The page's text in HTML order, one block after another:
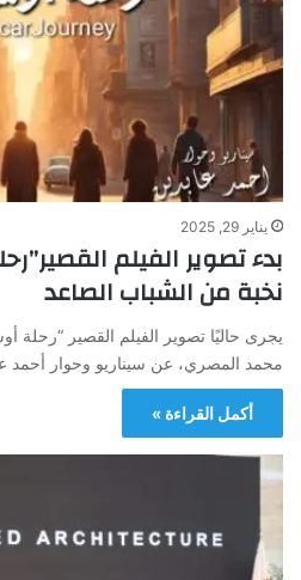
يناير 29, 2025
بدء تصوير الفيلم
نخبة من الشباب الصاعد
يجرى حاليًا تصوير الفيلم القصير “رحلة
محمد المصري، عن سيناريو وحوار أحمد
أكمل القراءة »